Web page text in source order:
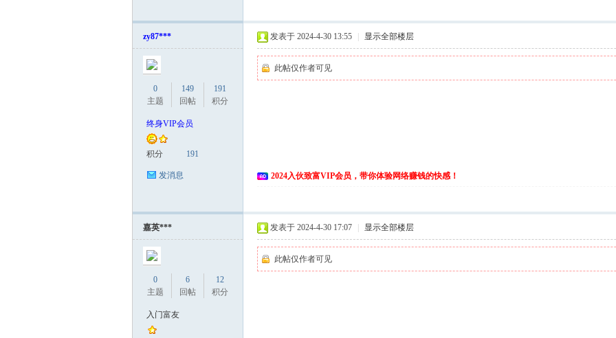
源
zy87***
0
主题
149
回帖
191
积分
终身VIP会员
积分 191
发消息
发表于 2024-4-30 13:55 显示全部楼层
此帖仅作者可见
2024入伙致富VIP会员，带你体验网络赚钱的快感！
嘉英***
0
主题
6
回帖
12
积分
入门富友
发表于 2024-4-30 17:07 显示全部楼层
此帖仅作者可见